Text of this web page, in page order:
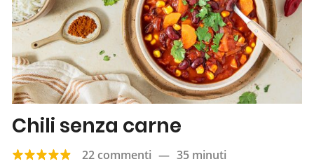
Chili senza carne
22 commenti — 35 minuti